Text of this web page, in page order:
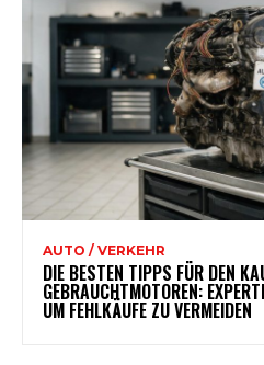
AUTO / VERKEHR
DIE BESTEN TIPPS FÜR DEN
GEBRAUCHTMOTOREN:
UM FEHLKÄUFE ZU VERMEIDEN